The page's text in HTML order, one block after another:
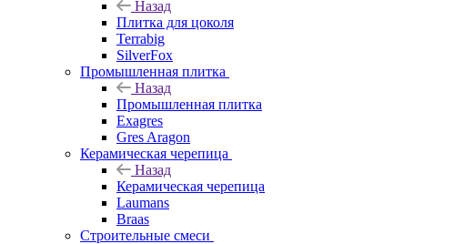
Назад
Плитка для цоколя
Terrabig
SilverFox
Промышленная плитка
Назад
Промышленная плитка
Exagres
Gres Aragon
Керамическая черепица
Назад
Керамическая черепица
Laumans
Braas
Строительные смеси